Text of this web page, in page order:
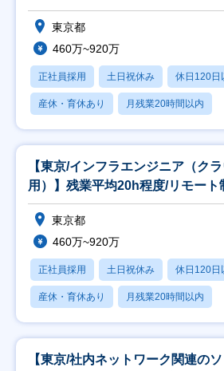
東京都
460万~920万
正社員採用 土日祝休み 休日120日
産休・育休あり 月残業20時間以内
【東京/インフラエンジニア（ク
用）】残業平均20h程度/リモート
東京都
460万~920万
正社員採用 土日祝休み 休日120日
産休・育休あり 月残業20時間以内
【東京/社内ネットワーク関連の